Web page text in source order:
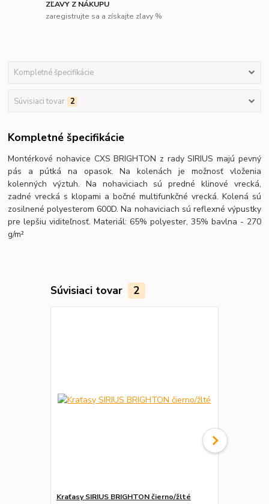
ZĽAVY Z NÁKUPU
zaregistrujte sa a získajte zľavy %
Kompletné špecifikácie
Súvisiaci tovar 2
Kompletné špecifikácie
Montérkové nohavice CXS BRIGHTON z rady SIRIUS majú pevný
pás a pútká na opasok. Na kolenách je možnosť vloženia
kolenných výztuh. Na nohaviciach sú predné klinové vrecká,
zadné vrecká s klopami a bočné multifunkčné vrecká. Kolená sú
zosilnené polyesterom 600D. Na nohaviciach sú reflexné výpustky
pre lepšiu viditeľnosť. Materiál: 65% polyester, 35% bavlna - 270
g/m²
Súvisiaci tovar 2
Kraťasy SIRIUS BRIGHTON čierno/žlté